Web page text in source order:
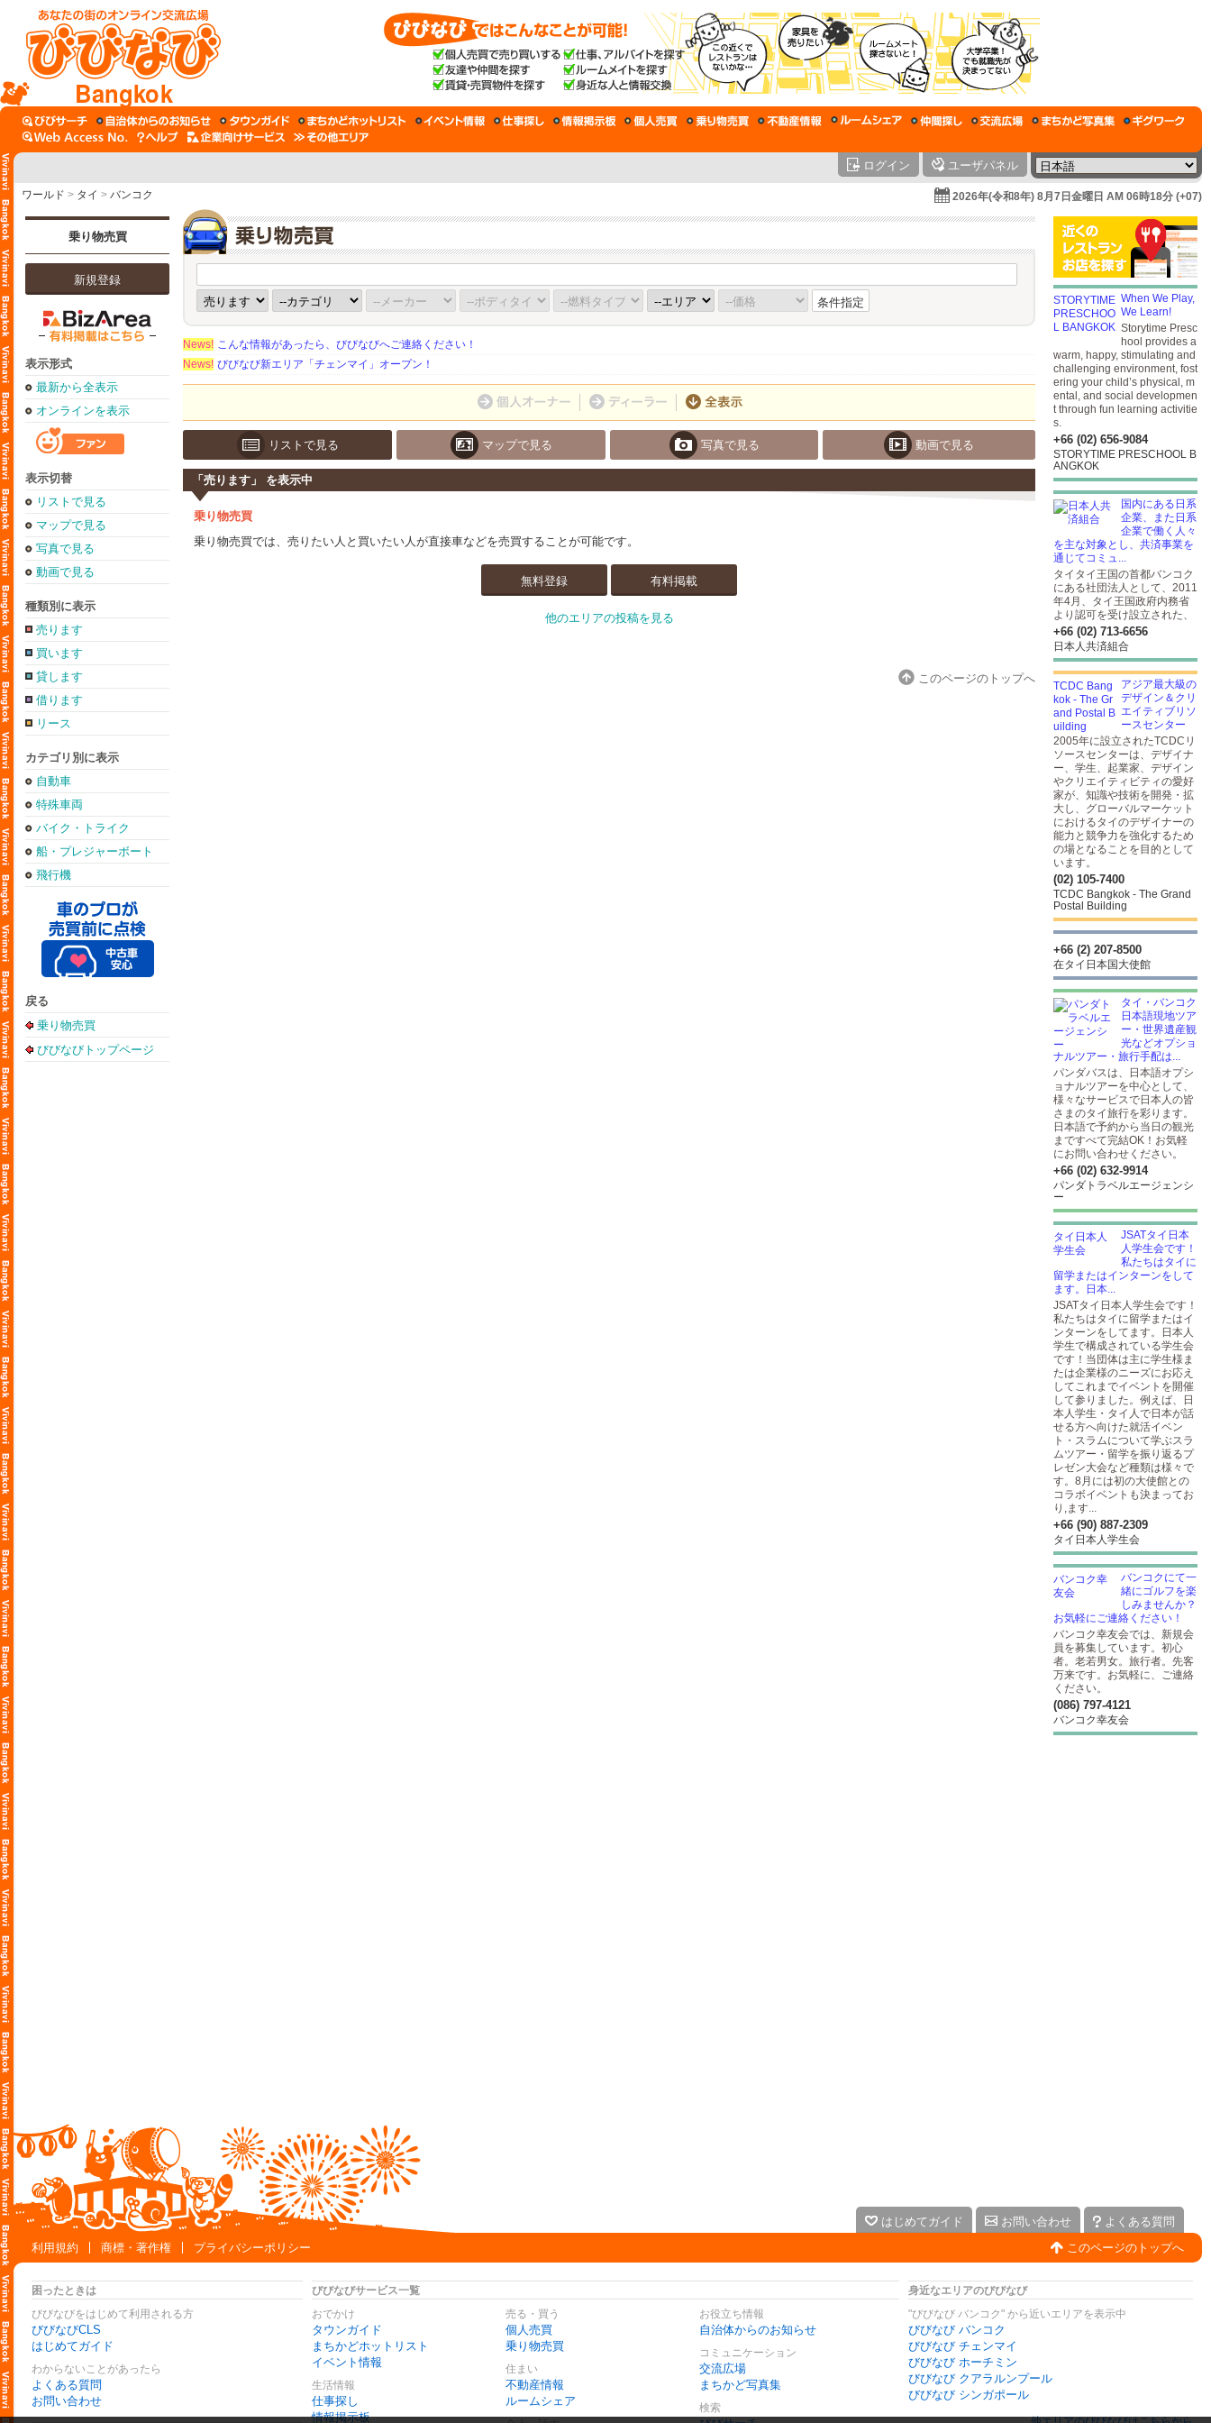
Bangkok
ログイン ユーザパネル
ワールド > タイ > バンコク 2026年(令和8年) 8月7日金曜日 AM 06時18分 (+07)
乗り物売買
新規登録
表示形式
最新から全表示
オンラインを表示
表示切替
リストで見る
マップで見る
写真で見る
動画で見る
種類別に表示
売ります
買います
貸します
借ります
リース
カテゴリ別に表示
自動車
特殊車両
バイク・トライク
船・プレジャーボート
飛行機
戻る
乗り物売買
びびなびトップページ
条件指定
News! こんな情報があったら、びびなびへご連絡ください！
News! びびなび新エリア「チェンマイ」オープン！
リストで見る マップで見る 写真で見る 動画で見る
「売ります」 を表示中
乗り物売買
乗り物売買では、売りたい人と買いたい人が直接車などを売買することが可能です。
無料登録 有料掲載
他のエリアの投稿を見る
このページのトップへ
When We Play,
We Learn!
Storytime Presc
hool provides a
warm, happy, stimulating and
challenging environment, fost
ering your child’s physical, m
ental, and social developmen
t through fun learning activitie
s.
+66 (02) 656-9084
STORYTIME PRESCHOOL B
ANGKOK
国内にある日系
企業、また日系
企業で働く人々
を主な対象とし、共済事業を
通じてコミュ...
タイタイ王国の首都バンコク
にある社団法人として、2011
年4月、タイ王国政府内務省
より認可を受け設立された、
+66 (02) 713-6656
日本人共済組合
アジア最大級の
デザイン＆クリ
エイティブリソ
ースセンター
2005年に設立されたTCDCリ
ソースセンターは、デザイナ
ー、学生、起業家、デザイン
やクリエイティビティの愛好
家が、知識や技術を開発・拡
大し、グローバルマーケット
におけるタイのデザイナーの
能力と競争力を強化するため
の場となることを目的として
います。
(02) 105-7400
TCDC Bangkok - The Grand
Postal Building
+66 (2) 207-8500
在タイ日本国大使館
タイ・バンコク
日本語現地ツア
ー・世界遺産観
光などオプショ
ナルツアー・旅行手配は...
パンダバスは、日本語オプシ
ョナルツアーを中心として、
様々なサービスで日本人の皆
さまのタイ旅行を彩ります。
日本語で予約から当日の観光
まですべて完結OK！お気軽
にお問い合わせください。
+66 (02) 632-9914
パンダトラベルエージェンシ
ー
JSATタイ日本
人学生会です！
私たちはタイに
留学またはインターンをして
ます。日本...
JSATタイ日本人学生会です！
私たちはタイに留学またはイ
ンターンをしてます。日本人
学生で構成されている学生会
です！当団体は主に学生様ま
たは企業様のニーズにお応え
してこれまでイベントを開催
して参りました。例えば、日
本人学生・タイ人で日本が話
せる方へ向けた就活イベン
ト・スラムについて学ぶスラ
ムツアー・留学を振り返るプ
レゼン大会など種類は様々で
す。8月には初の大使館との
コラボイベントも決まってお
り,ます...
+66 (90) 887-2309
タイ日本人学生会
バンコクにて一
緒にゴルフを楽
しみませんか？
お気軽にご連絡ください！
バンコク幸友会では、新規会
員を募集しています。初心
者。老若男女。旅行者。先客
万来です。お気軽に、ご連絡
ください。
(086) 797-4121
バンコク幸友会
はじめてガイド お問い合わせ
よくある質問
利用規約
商標・著作権 プライバシーポリシー このページのトップへ
困ったときは
びびなびをはじめて利用される方
びびなびCLS
はじめてガイド
わからないことがあったら
よくある質問
お問い合わせ
びびなびサービス一覧
おでかけ
タウンガイド
まちかどホットリスト
イベント情報
生活情報
仕事探し
情報掲示板
売る・買う
個人売買
乗り物売買
住まい
不動産情報
ルームシェア
お役立ち情報
自治体からのお知らせ
コミュニケーション
交流広場
まちかど写真集
検索
身近なエリアのびびなび
"びびなび バンコク" から近いエリアを表示中
びびなび バンコク
びびなび チェンマイ
びびなび ホーチミン
びびなび クアラルンプール
びびなび シンガポール